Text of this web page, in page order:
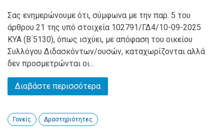
Σας ενημερώνουμε ότι, σύμφωνα με την παρ. 5 του
άρθρου 21 της υπό στοιχεία 102791/ΓΔ4/10-09-2025
ΚΥΑ (Β΄5130), όπως ισχύει, με απόφαση του οικείου
Συλλόγου Διδασκόντων/ουσών, καταχωρίζονται αλλά
δεν προσμετρώνται οι...
Διαβάστε περισσότερα
Γονείς Δραστηριότητες